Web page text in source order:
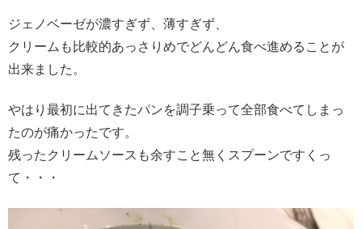
ジェノベーゼが濃すぎず、薄すぎず、
クリームも比較的あっさりめでどんどん食べ進めることが
出来ました。
やはり最初に出てきたパンを調子乗って全部食べてしまっ
たのが痛かったです。
残ったクリームソースも余すこと無くスプーンですくっ
て・・・